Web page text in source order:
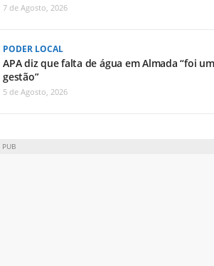
7 de Agosto, 2026
PODER LOCAL
APA diz que falta de água em Almada “foi
gestão”
5 de Agosto, 2026
PUB